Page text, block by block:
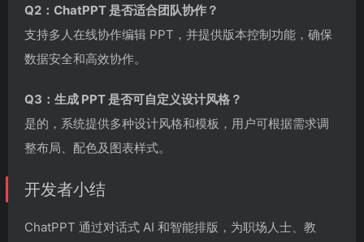
Q2：ChatPPT 是否适合团队协作？
支持多人在线协作编辑 PPT，并提供版本控制功能，确保
数据安全和高效协作。
Q3：生成 PPT 是否可自定义设计风格？
是的，系统提供多种设计风格和模板，用户可根据需求调
整布局、配色及图表样式。
开发者小结
ChatPPT 通过对话式 AI 和智能排版，为职场人士、教